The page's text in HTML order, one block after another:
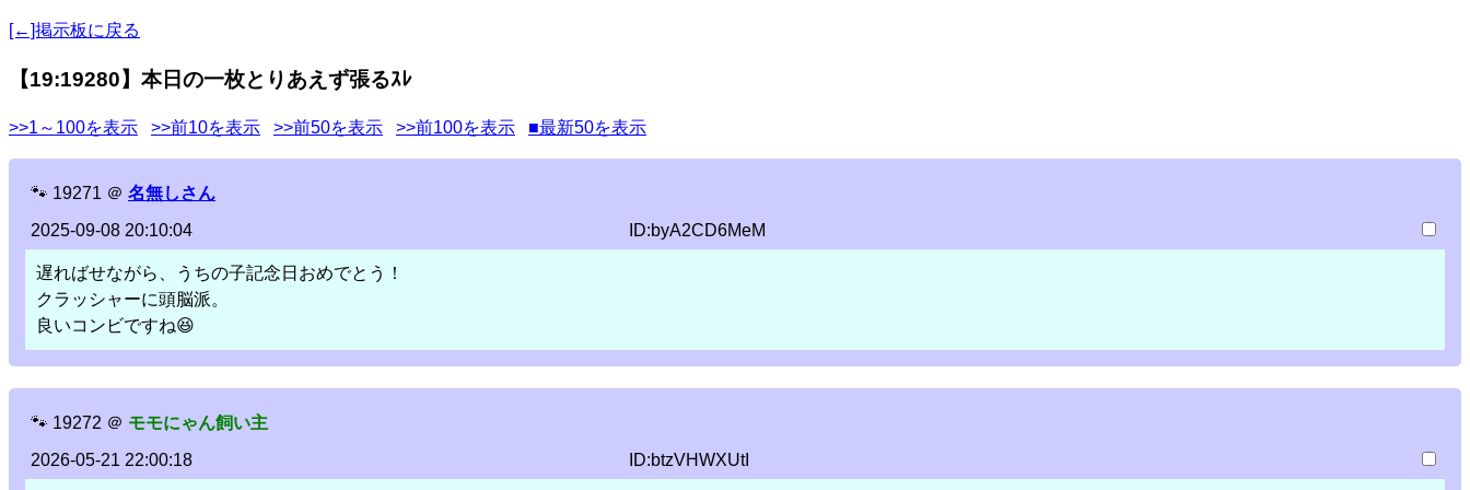
[←]掲示板に戻る
【19:19280】本日の一枚とりあえず張るｽﾚ
>>1～100を表示 >>前10を表示 >>前50を表示 >>前100を表示 ■最新50を表示
🐾 19271 ＠ 名無しさん
2025-09-08 20:10:04
ID:byA2CD6MeM
遅ればせながら、うちの子記念日おめでとう！
クラッシャーに頭脳派。
良いコンビですね😆
🐾 19272 ＠ モモにゃん飼い主
2026-05-21 22:00:18
ID:btzVHWXUtI